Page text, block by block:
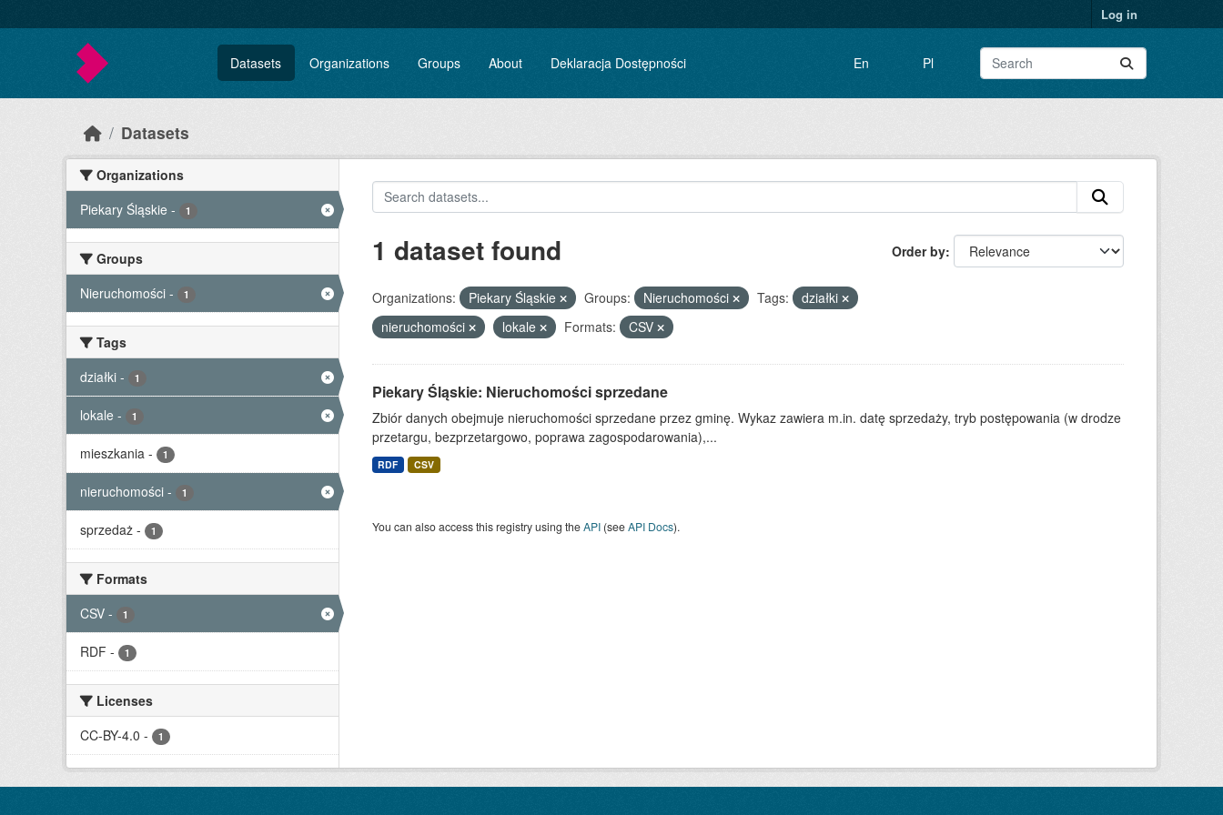
Log in
Datasets Organizations Groups About Deklaracja Dostępności En Pl
Datasets
Organizations
Piekary Śląskie - 1
Groups
Nieruchomości - 1
Tags
działki - 1
lokale - 1
mieszkania - 1
nieruchomości - 1
sprzedaż - 1
Formats
CSV - 1
RDF - 1
Licenses
CC-BY-4.0 - 1
Order by
1 dataset found
Organizations: Piekary Śląskie Groups: Nieruchomości Tags:
działki
nieruchomości
lokale Formats: CSV
Piekary Śląskie: Nieruchomości sprzedane
Zbiór danych obejmuje nieruchomości sprzedane przez gminę. Wykaz zawiera m.in. datę sprzedaży, tryb postępowania (w drodze
przetargu, bezprzetargowo, poprawa zagospodarowania),...
RDF CSV
You can also access this registry using theAPI(seeAPI Docs).